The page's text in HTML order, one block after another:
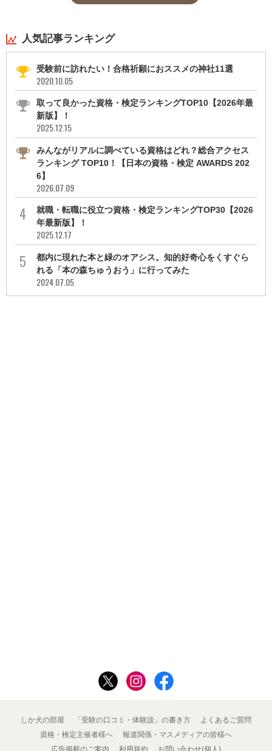
人気記事ランキング
受験前に訪れたい！合格祈願におススメの神社11選
2020.10.05
取って良かった資格・検定ランキングTOP10【2026年最
新版】！
2025.12.15
みんながリアルに調べている資格はどれ？総合アクセス
ランキング TOP10！【日本の資格・検定 AWARDS 202
6】
2026.07.09
就職・転職に役立つ資格・検定ランキングTOP30【2026
年最新版】！
2025.12.17
都内に現れた本と緑のオアシス。知的好奇心をくすぐら
れる「本の森ちゅうおう」に行ってみた
2024.07.05
しか犬の部屋 「受験の口コミ・体験談」の書き方
よくあるご質問
資格・検定主催者様へ
報道関係・マスメディアの皆様へ